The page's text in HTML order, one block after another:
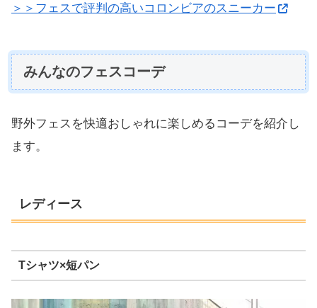
＞＞フェスで評判の高いコロンビアのスニーカー
みんなのフェスコーデ
野外フェスを快適おしゃれに楽しめるコーデを紹介し
ます。
レディース
Tシャツ×短パン